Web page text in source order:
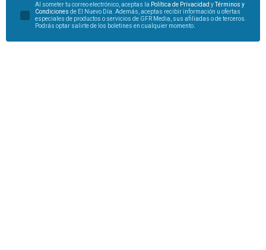
Al someter tu correo electrónico, aceptas la Política de Privacidad yTérminos y
Condiciones de El Nuevo Día. Además, aceptas recibir información u ofertas
especiales de productos o servicios de GFR Media, sus afiliadas o de terceros.
Podrás optar salirte de los boletines en cualquier momento.